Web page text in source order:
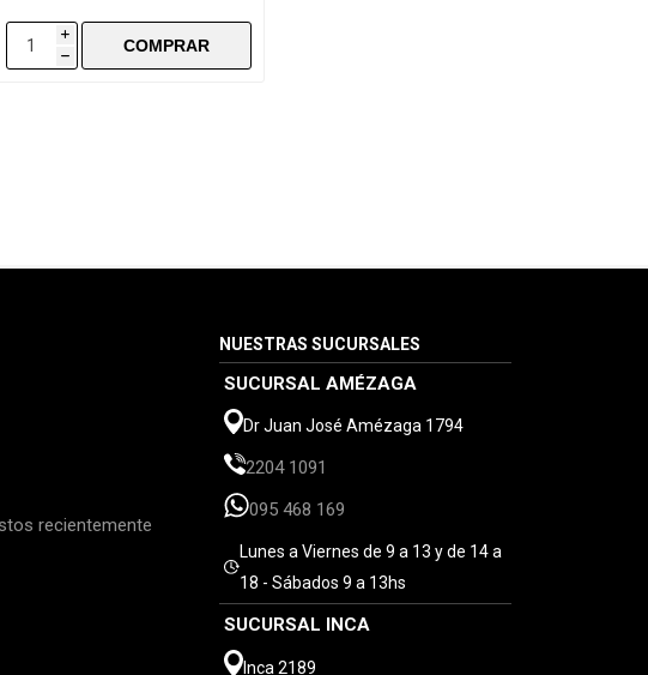
i
h
recientemente
NUESTRAS SUCURSALES
SUCURSAL AMÉZAGA
Dr Juan José Amézaga 1794
2204 1091
095 468 169
Lunes a Viernes de 9 a 13 y de 14 a
18 - Sábados 9 a 13hs
SUCURSAL INCA
Inca 2189